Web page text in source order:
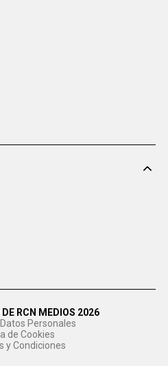
RCN MEDIOS 2026
Personales
de Cookies
y Condiciones